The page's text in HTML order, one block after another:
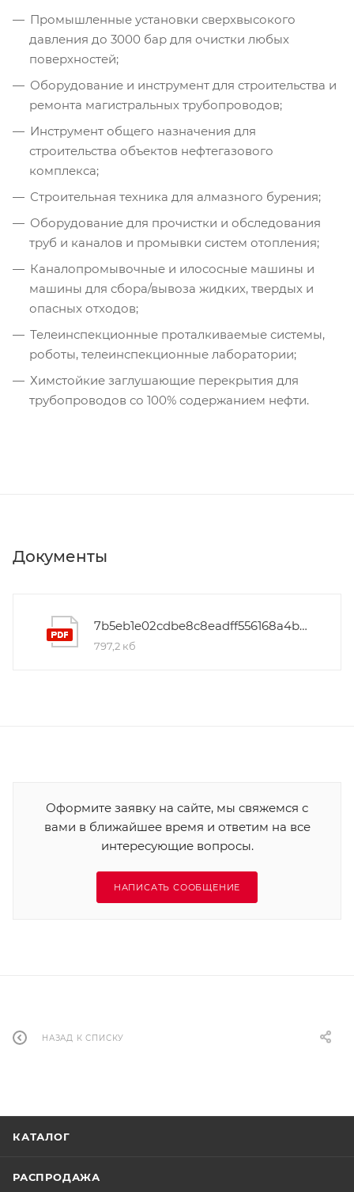
Промышленные установки сверхвысокого
давления до 3000 бар для очистки любых
поверхностей;
Оборудование и инструмент для строительства и
ремонта магистральных трубопроводов;
Инструмент общего назначения для
строительства объектов нефтегазового
комплекса;
Строительная техника для алмазного бурения;
Оборудование для прочистки и обследования
труб и каналов и промывки систем отопления;
Каналопромывочные и илососные машины и
машины для сбора/вывоза жидких, твердых и
опасных отходов;
Телеинспекционные проталкиваемые системы,
роботы, телеинспекционные лаборатории;
Химстойкие заглушающие перекрытия для
трубопроводов со 100% содержанием нефти.
Документы
7b5eb1e02cdbe8c8eadff556168a4b52
797,2 кб
Оформите заявку на сайте, мы свяжемся с
вами в ближайшее время и ответим на все
интересующие вопросы.
НАПИСАТЬ СООБЩЕНИЕ
НАЗАД К СПИСКУ
КАТАЛОГ
РАСПРОДАЖА